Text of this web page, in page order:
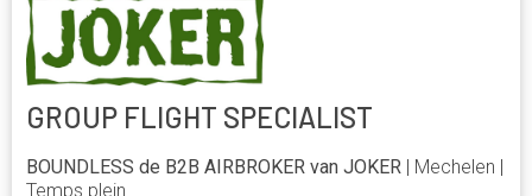
GROUP FLIGHT SPECIALIST
BOUNDLESS de B2B AIRBROKER van JOKER | Mechelen |
Temps plein